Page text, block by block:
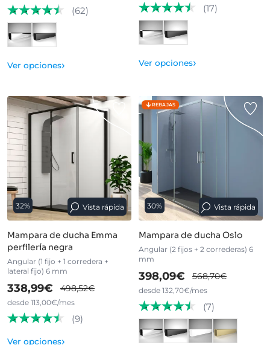
(62)
Ver opciones›
(17)
Ver opciones›
32% Vista rápida
Mampara de ducha Emma
perfilería negra
Angular (1 fijo + 1 corredera +
lateral fijo) 6 mm
338,99€ 498,52€
desde 113,00€/mes
(9)
Ver opciones›
REBAJAS
30% Vista rápida
Mampara de ducha Oslo
Angular (2 fijos + 2 correderas) 6
mm
398,09€ 568,70€
desde 132,70€/mes
(7)